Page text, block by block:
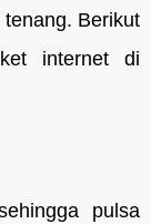
Berikut
internet di
pulsa